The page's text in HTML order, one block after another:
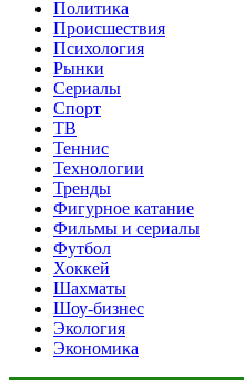
Политика
Происшествия
Психология
Рынки
Сериалы
Спорт
ТВ
Теннис
Технологии
Тренды
Фигурное катание
Фильмы и сериалы
Футбол
Хоккей
Шахматы
Шоу-бизнес
Экология
Экономика